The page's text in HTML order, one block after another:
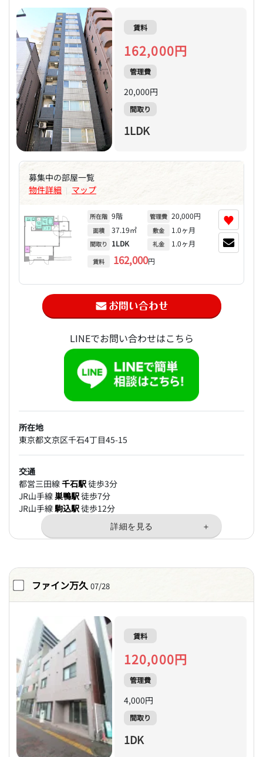
賃料
162,000円
管理費
20,000円
間取り
1LDK
募集中の部屋一覧
物件詳細 | マップ
所在階 9階
面積 37.19㎡
間取り 1LDK
賃料 162,000円
管理費 20,000円
敷金 1.0ヶ月
礼金 1.0ヶ月
♥
LINEでお問い合わせはこちら
所在地
東京都文京区千石4丁目45-15
交通
都営三田線千石駅徒歩3分
JR山手線巣鴨駅徒歩7分
JR山手線駒込駅徒歩12分
ファイン万久 07/28
賃料
120,000円
管理費
4,000円
間取り
1DK